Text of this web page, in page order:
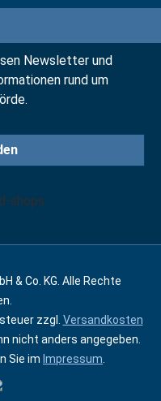
Newsletter und
rund um
& Co. KG. Alle Rechte
zzgl. Versandkosten
nicht anders angegeben.
Sie im Impressum.